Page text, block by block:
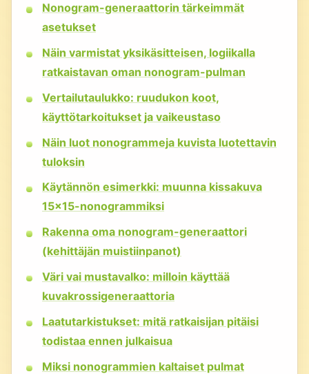
Nonogram-generaattorin tärkeimmät
asetukset
Näin varmistat yksikäsitteisen, logiikalla
ratkaistavan oman nonogram-pulman
Vertailutaulukko: ruudukon koot,
käyttötarkoitukset ja vaikeustaso
Näin luot nonogrammeja kuvista luotettavin
tuloksin
Käytännön esimerkki: muunna kissakuva
15×15-nonogrammiksi
Rakenna oma nonogram-generaattori
(kehittäjän muistiinpanot)
Väri vai mustavalko: milloin käyttää
kuvakrossigeneraattoria
Laatutarkistukset: mitä ratkaisijan pitäisi
todistaa ennen julkaisua
Miksi nonogrammien kaltaiset pulmat